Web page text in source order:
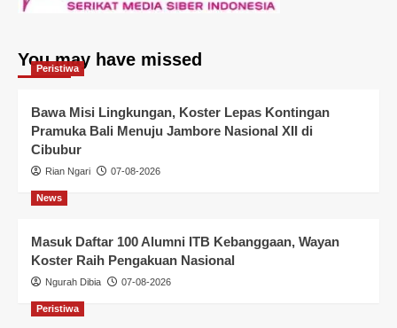
You may have missed
Peristiwa
Bawa Misi Lingkungan, Koster Lepas Kontingan
Pramuka Bali Menuju Jambore Nasional XII di
Cibubur
Rian Ngari 07-08-2026
News
Masuk Daftar 100 Alumni ITB Kebanggaan, Wayan
Koster Raih Pengakuan Nasional
Ngurah Dibia 07-08-2026
Peristiwa